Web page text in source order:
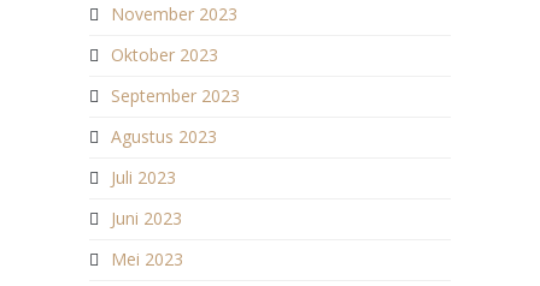
November 2023
Oktober 2023
September 2023
Agustus 2023
Juli 2023
Juni 2023
Mei 2023